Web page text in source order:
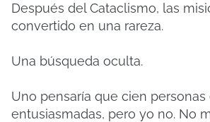
Después del Cataclismo, las
convertido en una rareza.
Una búsqueda oculta.
Uno pensaría que cien personas
entusiasmadas, pero yo no. No